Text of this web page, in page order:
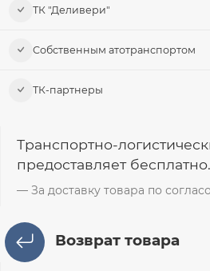
ТК "Деливери"
Собственным атотранспортом
ТК-партнеры
Транспортно-
предоставляет бесплатно.
За доставку товара по
Возврат товара